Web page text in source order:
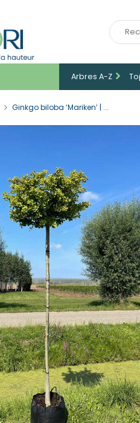
Arbres A-Z
Ginkgo biloba ‘Mariken’ | ...